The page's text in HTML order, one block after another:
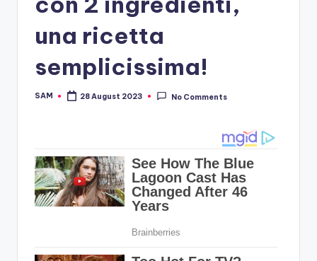
una ricetta
semplicissima!
Posted
SAM 28 August 2023 No Comments